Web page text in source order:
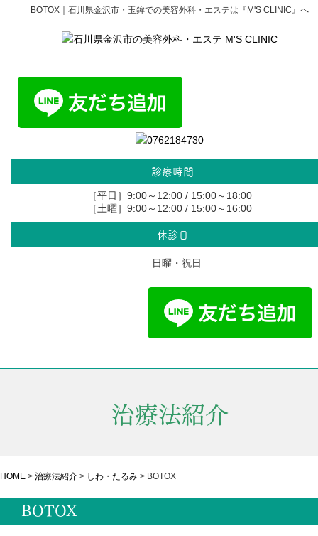
BOTOX｜石川県金沢市・玉鉾での美容外科・エステは『M'S CLINIC』へ
診療時間
［平日］9:00～12:00 / 15:00～18:00
［土曜］9:00～12:00 / 15:00～16:00
休診日
日曜・祝日
治療法紹介
HOME > 治療法紹介 > しわ・たるみ > BOTOX
BOTOX